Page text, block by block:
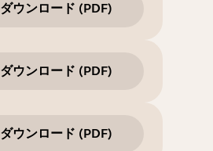
ダウンロード (PDF)
ダウンロード (PDF)
ダウンロード (PDF)